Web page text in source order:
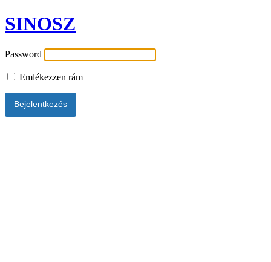
SINOSZ
Password
Emlékezzen rám